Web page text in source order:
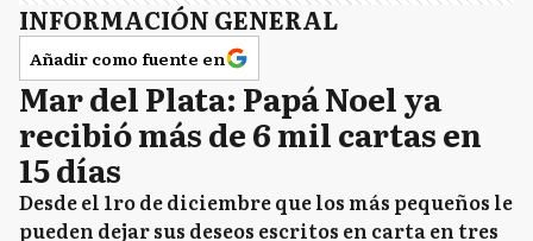
INFORMACIÓN GENERAL
Añadir como fuente en
Mar del Plata: Papá Noel ya
recibió más de 6 mil cartas en
15 días
Desde el 1ro de diciembre que los más pequeños le
pueden dejar sus deseos escritos en carta en tres